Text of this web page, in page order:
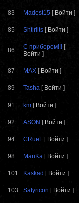
83 Madest15 [ Войти ]
85 Shtirlits [ Войти ]
86 С прибором!!! [
Войти ]
87 MAX [ Войти ]
89 Tasha [ Войти ]
91 km [ Войти ]
92 ASON [ Войти ]
94 CRueL [ Войти ]
98 MariKa [ Войти ]
101 Kaskad [ Войти ]
103 Satyricon [ Войти ]